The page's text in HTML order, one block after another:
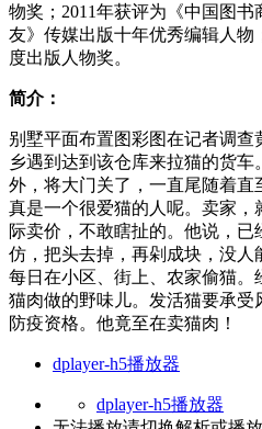
物奖；2011年获评为《中国图
友》传媒出版十年优秀编辑人物
度出版人物奖。
简介：
别墅平面布置图彩图在记者调
乡遇到达到该仓库来拉猫的货
外，将大门关了，一直尾随着
真是一个很爱猫的人呢。卖家
际卖价，不敢瞎扯的。他说，
仿，把头去掉，再剁成块，没人
每日在小区、街上、农家偷猫。
猫肉做的野味儿。发活猫要承
防疫资格。他竟至在卖猫肉！
dplayer-h5播放器
dplayer-h5播放器